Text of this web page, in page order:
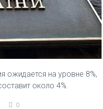
ожидается на уровне 8%,
около 4%.
0